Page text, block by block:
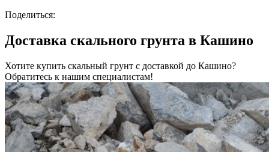
Поделиться:
Доставка скального грунта в Кашино
Хотите купить скальный грунт с доставкой до Кашино?
Обратитесь к нашим специалистам!